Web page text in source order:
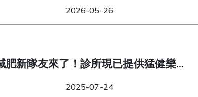
2026-05-26
肥新隊友來了！診所現已提供猛健樂
2025-07-24